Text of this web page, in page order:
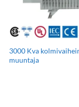
3000 Kva
muuntaja